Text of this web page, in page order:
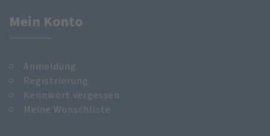
Mein Konto
Anmeldung
Registrierung
Kennwort vergessen
Meine Wunschliste